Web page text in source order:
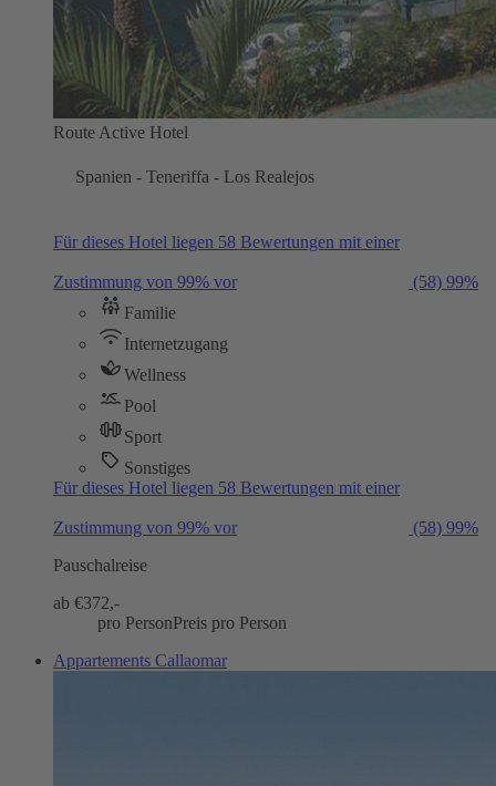
Route Active Hotel
Spanien - Teneriffa - Los Realejos
Für dieses Hotel liegen 58 Bewertungen mit einer
Zustimmung von 99% vor (58) 99%
Familie
Internetzugang
Wellness
Pool
Sport
Sonstiges
Für dieses Hotel liegen 58 Bewertungen mit einer
Zustimmung von 99% vor (58) 99%
Pauschalreise
ab €372,-
pro PersonPreis pro Person
Appartements Callaomar